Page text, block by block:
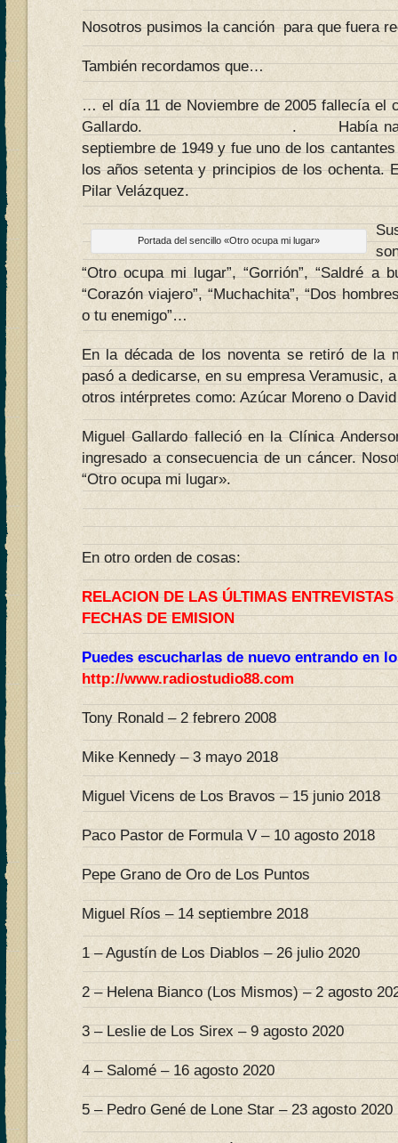
Nosotros pusimos la canción para que fuera
También recordamos que…
… el día 11 de Noviembre de 2005 fallecía el
Gallardo. . Había nacido en
septiembre de 1949 y fue uno de los
los años setenta y principios de los ochenta.
Pilar Velázquez.
Portada del sencillo «Otro ocupa mi lugar»
“Otro ocupa mi lugar”, “Gorrión”, “Saldré a
“Corazón viajero”, “Muchachita”, “Dos
o tu enemigo”…
En la década de los noventa se retiró de la
pasó a dedicarse, en su empresa Veramusic,
otros intérpretes como: Azúcar Moreno o
Miguel Gallardo falleció en la Clínica
ingresado a consecuencia de un cáncer.
“Otro ocupa mi lugar».
En otro orden de cosas:
RELACION DE LAS ÚLTIMAS
FECHAS DE EMISION
Puedes escucharlas de nuevo entrando en
http://www.radiostudio88.com
Tony Ronald – 2 febrero 2008
Mike Kennedy – 3 mayo 2018
Miguel Vicens de Los Bravos – 15 junio 2018
Paco Pastor de Formula V – 10 agosto 2018
Pepe Grano de Oro de Los Puntos
Miguel Ríos – 14 septiembre 2018
1 – Agustín de Los Diablos – 26 julio 2020
2 – Helena Bianco (Los Mismos) – 2 agosto
3 – Leslie de Los Sirex – 9 agosto 2020
4 – Salomé – 16 agosto 2020
5 – Pedro Gené de Lone Star – 23 agosto 2020